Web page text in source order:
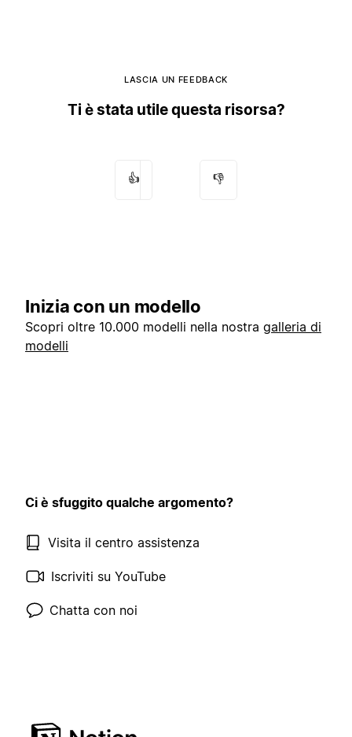
LASCIA UN FEEDBACK
Ti è stata utile questa risorsa?
👍 👎
Inizia con un modello
Scopri oltre 10.000 modelli nella nostra galleria di
modelli
Ci è sfuggito qualche argomento?
Visita il centro assistenza
Iscriviti su YouTube
Chatta con noi